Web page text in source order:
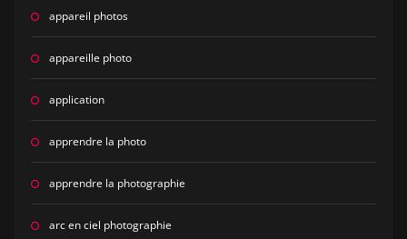
appareil photos
appareille photo
application
apprendre la photo
apprendre la photographie
arc en ciel photographie